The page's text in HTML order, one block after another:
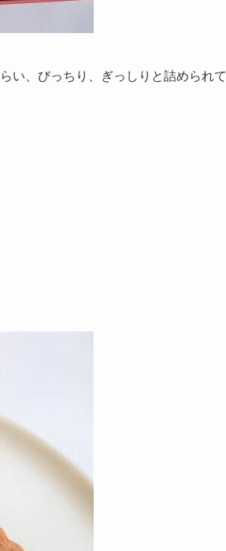
い、びっちり、ぎっしりと詰められて